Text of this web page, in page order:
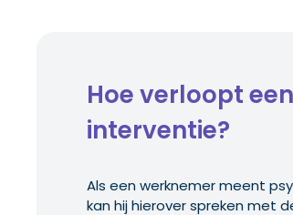
Hoe verloopt
interventie?
Als een werknemer meent
kan hij hierover spreken met